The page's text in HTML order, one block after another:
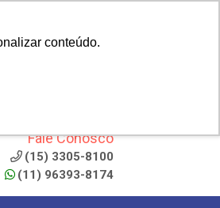
conteúdo.
Fale Conosco
(15) 3305-8100
(11) 96393-8174